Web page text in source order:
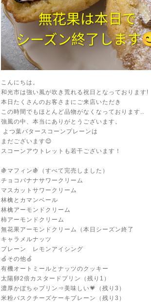
こんにちは。
和光市は強い風が吹き荒れる祝日となっております!
本日たくさんのお客さまにご来店いただき
この時間でもほとんど品物がなくなっております..
強風の中、本当にありがとうございます。
よつ葉バタースコーンプレーンは
まだございます😊
スコーンアウトレットも若干ございます！
🍇マフィン🍇（すべて完売しました）
チョコバナナサワークリーム
マスカットサワークリーム
林檎とカマンベール
林檎アーモンドクリーム
柿アーモンドクリーム
無花果アーモンドクリーム（本日シーズン終了
キャラメルナッツ
プレーン レモンアイシング
🍏その他🍏
有機オートミールとナッツのクッキー
太陽卵2倍カスタードプリン（残り1）
濃厚かぼちゃプリン⇒美味しい💗（残り3）
米粉バスクチーズケーキプレーン（残り3）